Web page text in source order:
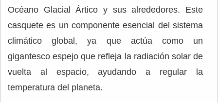
Océano Glacial Ártico y sus alrededores. Este
casquete es un componente esencial del sistema
climático global, ya que actúa como un
gigantesco espejo que refleja la radiación solar de
vuelta al espacio, ayudando a regular la
temperatura del planeta.